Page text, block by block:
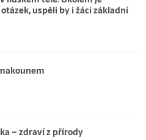
uspěli by i žáci základní
– zdraví z přírody